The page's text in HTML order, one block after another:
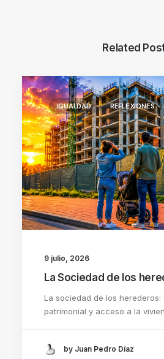
Related
IGUALDAD REFLEXIONES
9 julio, 2026
La Sociedad de los
La sociedad de los herederos:
patrimonial y acceso a la
by Juan Pedro Díaz